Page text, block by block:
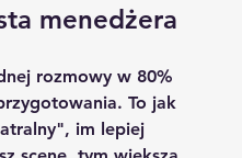
menedżera
rozmowy w 80%
To jak
im lepiej